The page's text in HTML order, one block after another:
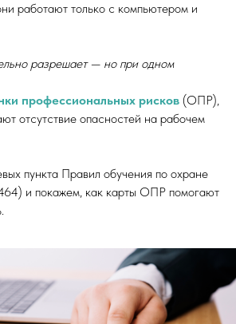
работают только с компьютером и
разрешает — но при одном
профессиональных рисков (ОПР),
отсутствие опасностей на рабочем
пункта Правил обучения по охране
и покажем, как карты ОПР помогают